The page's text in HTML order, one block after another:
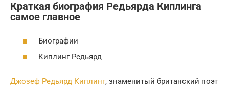
Краткая биография Редьярда Киплинга
самое главное
Биографии
Киплинг Редьярд
Джозеф Редьярд Киплинг, знаменитый британский поэт